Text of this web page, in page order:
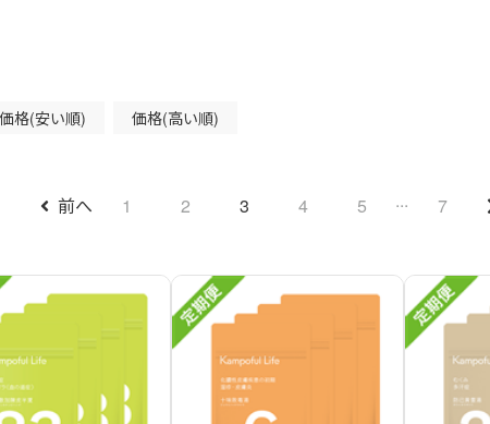
価格(安い順) 価格(高い順)
前へ 1 2 3 4 5 ... 7